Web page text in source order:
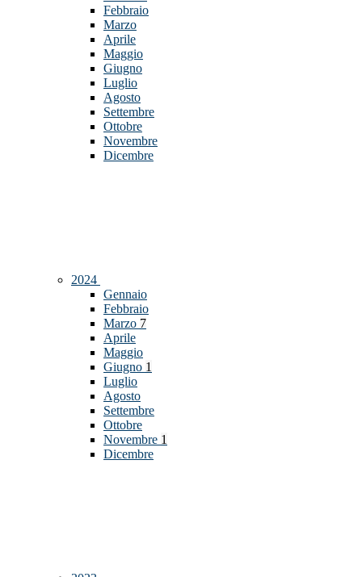
Febbraio
Marzo
Aprile
Maggio
Giugno
Luglio
Agosto
Settembre
Ottobre
Novembre
Dicembre
2024
Gennaio
Febbraio
Marzo 7
Aprile
Maggio
Giugno 1
Luglio
Agosto
Settembre
Ottobre
Novembre 1
Dicembre